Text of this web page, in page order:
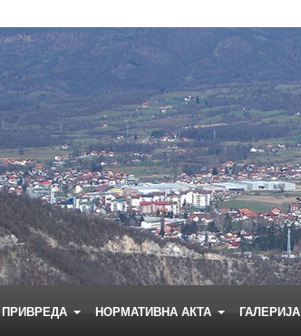
ПРИВРЕДА НОРМАТИВНА АКТА ГАЛЕРИЈА